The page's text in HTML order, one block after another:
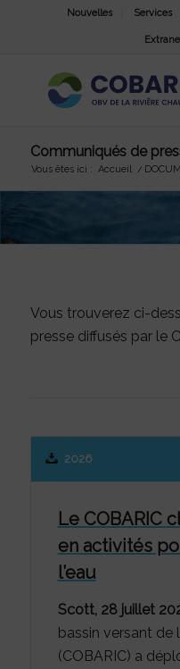
Nouvelles Services
Communiqués de
Vous êtes ici : Accueil /
Vous trouverez ci-
presse diffusés par le
2026
Le COBARIC
en activités
l’eau
Scott, 28 juillet
bassin versant de
(COBARIC) a